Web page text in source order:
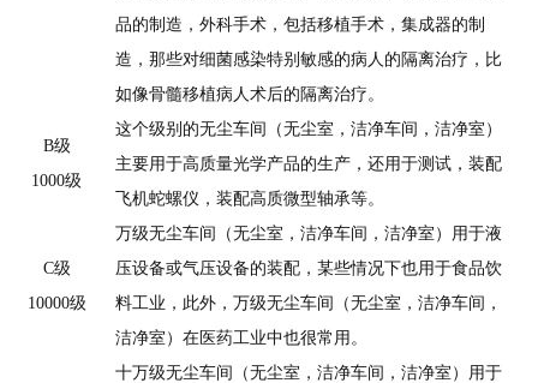
品的制造，外科手术，包括移植手术，集成器的制
造，那些对细菌感染特别敏感的病人的隔离治疗，比
如像骨髓移植病人术后的隔离治疗。
B级
1000级
这个级别的无尘车间（无尘室，洁净车间，洁净室）
主要用于高质量光学产品的生产，还用于测试，装配
飞机蛇螺仪，装配高质微型轴承等。
C级
10000级
万级无尘车间（无尘室，洁净车间，洁净室）用于液
压设备或气压设备的装配，某些情况下也用于食品饮
料工业，此外，万级无尘车间（无尘室，洁净车间，
洁净室）在医药工业中也很常用。
十万级无尘车间（无尘室，洁净车间，洁净室）用于